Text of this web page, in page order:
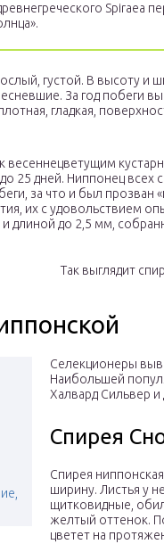
Spiraea
густой. В высоту и
За год побеги
гладкая,
весеннецветущим
25 дней. Ниппонец
за что и был прозван
их с удовольствием
длиной до 2,5 мм,
Так выглядит
Селекционеры
Наибольшей
Халвард Сильвер и
Спирея
Спирея
ширину. Листья у
щитковидные,
желтый оттенок.
цветет на